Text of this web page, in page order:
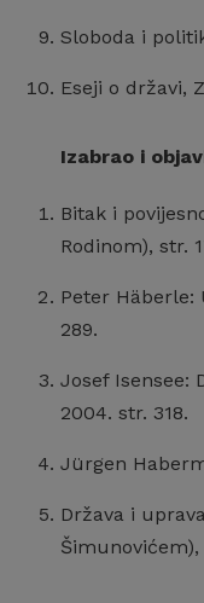
Sloboda i
Eseji o državi,
Izabrao i
Bitak i
Rodinom), str.
Peter Häberle:
289.
Josef Isensee:
2004. str. 318.
Jürgen
Država i
Šimunovićem),